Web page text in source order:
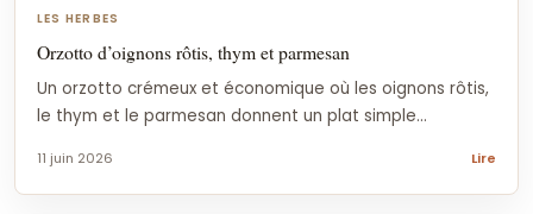
LES HERBES
Orzotto d’oignons rôtis, thym et parmesan
Un orzotto crémeux et économique où les oignons rôtis,
le thym et le parmesan donnent un plat simple...
11 juin 2026 Lire